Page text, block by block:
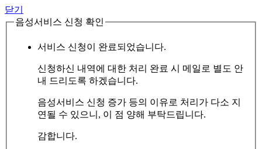
닫기
음성서비스 신청 확인
서비스 신청이 완료되었습니다.
신청하신 내역에 대한 처리 완료 시 메일로 별도 안
내 드리도록 하겠습니다.
음성서비스 신청 증가 등의 이유로 처리가 다소 지
연될 수 있으니, 이 점 양해 부탁드립니다.
감합니다.